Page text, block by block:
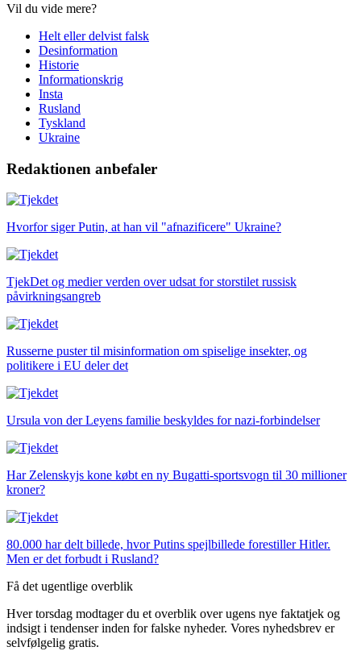
Vil du vide mere?
Helt eller delvist falsk
Desinformation
Historie
Informationskrig
Insta
Rusland
Tyskland
Ukraine
Redaktionen anbefaler
Hvorfor siger Putin, at han vil "afnazificere" Ukraine?
TjekDet og medier verden over udsat for storstilet russisk
påvirkningsangreb
Russerne puster til misinformation om spiselige insekter, og
politikere i EU deler det
Ursula von der Leyens familie beskyldes for nazi-forbindelser
Har Zelenskyjs kone købt en ny Bugatti-sportsvogn til 30 millioner
kroner?
80.000 har delt billede, hvor Putins spejlbillede forestiller Hitler.
Men er det forbudt i Rusland?
Få det ugentlige overblik
Hver torsdag modtager du et overblik over ugens nye faktatjek og
indsigt i tendenser inden for falske nyheder. Vores nyhedsbrev er
selvfølgelig gratis.